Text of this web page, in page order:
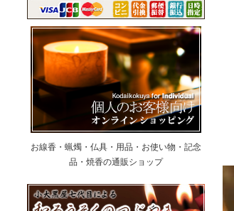
お線香・蝋燭・仏具・用品・お使い物・記念
品・焼香の通販ショップ